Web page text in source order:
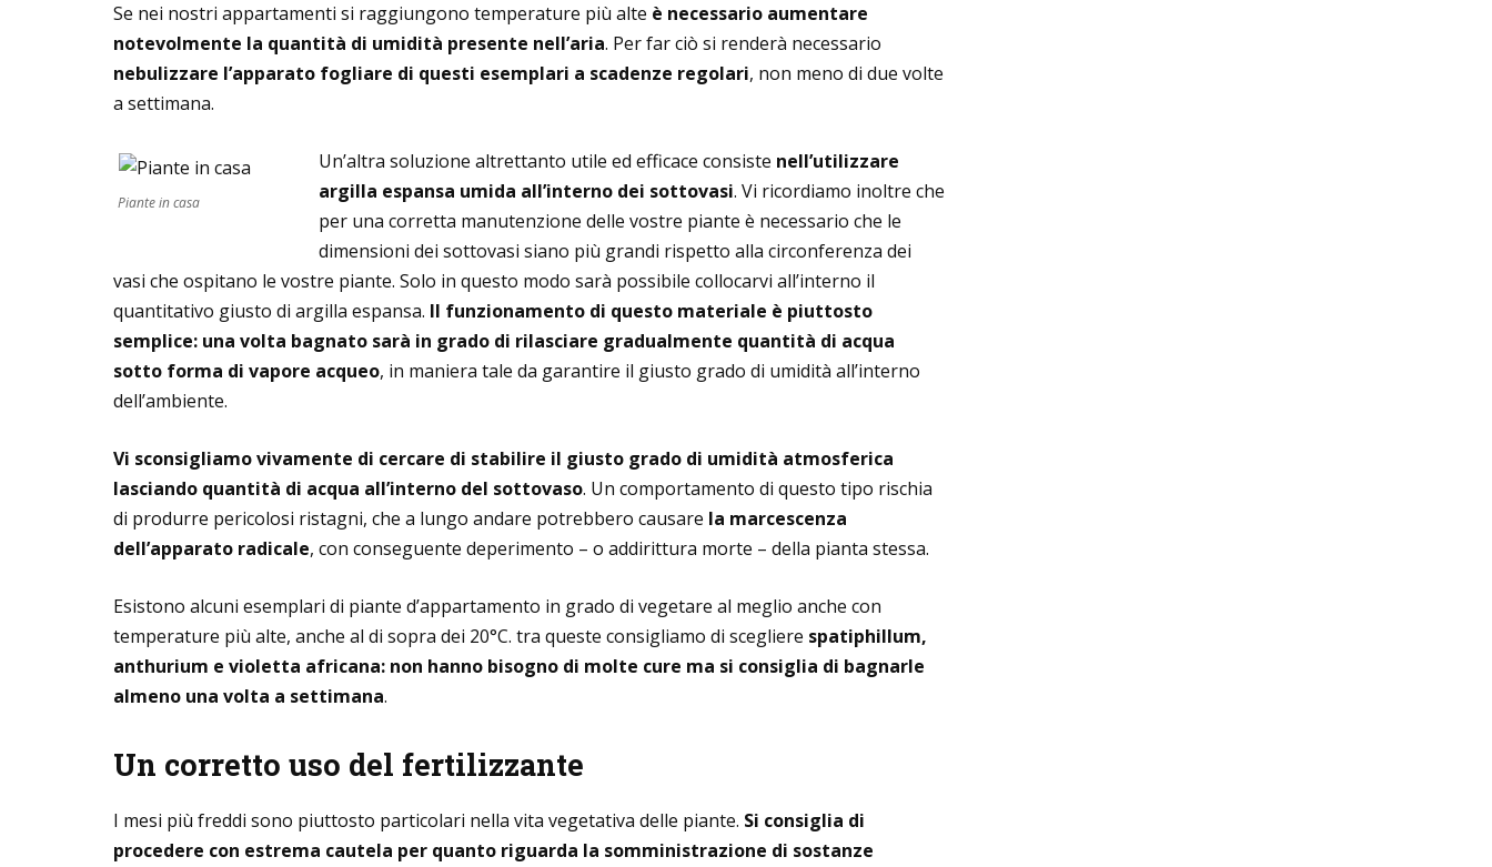
Se nei nostri appartamenti si raggiungono temperature più alte è necessario aumentare
notevolmente la quantità di umidità presente nell’aria. Per far ciò si renderà necessario
nebulizzare l’apparato fogliare di questi esemplari a scadenze regolari, non meno di due volte
a settimana.
Piante in casa
Un’altra soluzione altrettanto utile ed efficace consiste nell’utilizzare
argilla espansa umida all’interno dei sottovasi. Vi ricordiamo inoltre che
per una corretta manutenzione delle vostre piante è necessario che le
dimensioni dei sottovasi siano più grandi rispetto alla circonferenza dei
vasi che ospitano le vostre piante. Solo in questo modo sarà possibile collocarvi all’interno il
quantitativo giusto di argilla espansa. Il funzionamento di questo materiale è piuttosto
semplice: una volta bagnato sarà in grado di rilasciare gradualmente quantità di acqua
sotto forma di vapore acqueo, in maniera tale da garantire il giusto grado di umidità all’interno
dell’ambiente.
Vi sconsigliamo vivamente di cercare di stabilire il giusto grado di umidità atmosferica
lasciando quantità di acqua all’interno del sottovaso. Un comportamento di questo tipo rischia
di produrre pericolosi ristagni, che a lungo andare potrebbero causare la marcescenza
dell’apparato radicale, con conseguente deperimento – o addirittura morte – della pianta stessa.
Esistono alcuni esemplari di piante d’appartamento in grado di vegetare al meglio anche con
temperature più alte, anche al di sopra dei 20°C. tra queste consigliamo di scegliere spatiphillum,
anthurium e violetta africana: non hanno bisogno di molte cure ma si consiglia di bagnarle
almeno una volta a settimana.
Un corretto uso del fertilizzante
I mesi più freddi sono piuttosto particolari nella vita vegetativa delle piante. Si consiglia di
procedere con estrema cautela per quanto riguarda la somministrazione di sostanze